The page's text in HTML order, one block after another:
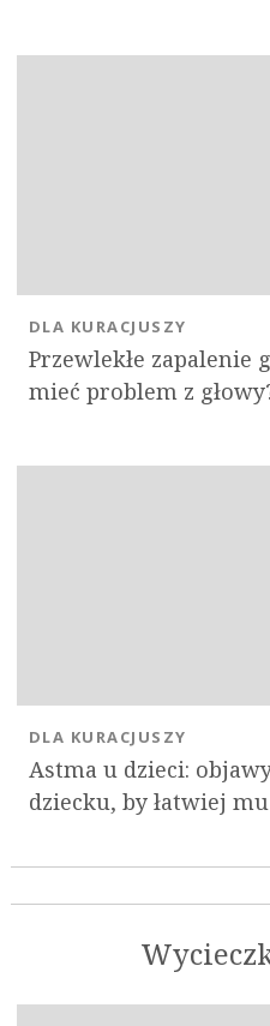
Przewlekłe zapalenie
mieć problem z
DLA KURACJUSZY
Astma u dzieci:
dziecku, by łatwiej
DLA KURACJUSZY